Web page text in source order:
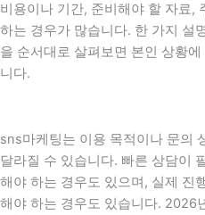
비용이나 기간, 준비해야 할 자료,
하는 경우가 많습니다. 한 가지 설
을 순서대로 살펴보면 본인 상황
니다.
sns마케팅는 이용 목적이나 문의
달라질 수 있습니다. 빠른 상담이
해야 하는 경우도 있으며, 실제 진
해야 하는 경우도 있습니다. 2026